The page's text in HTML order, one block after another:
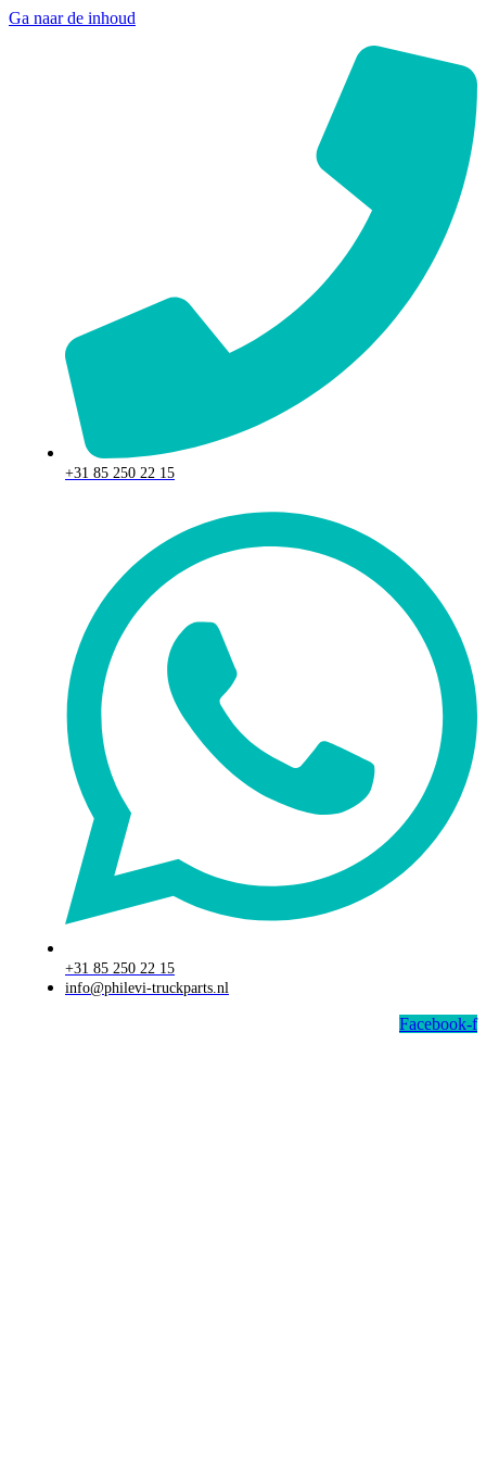
Ga naar de inhoud
+31 85 250 22 15
+31 85 250 22 15
info@philevi-truckparts.nl
Facebook-f